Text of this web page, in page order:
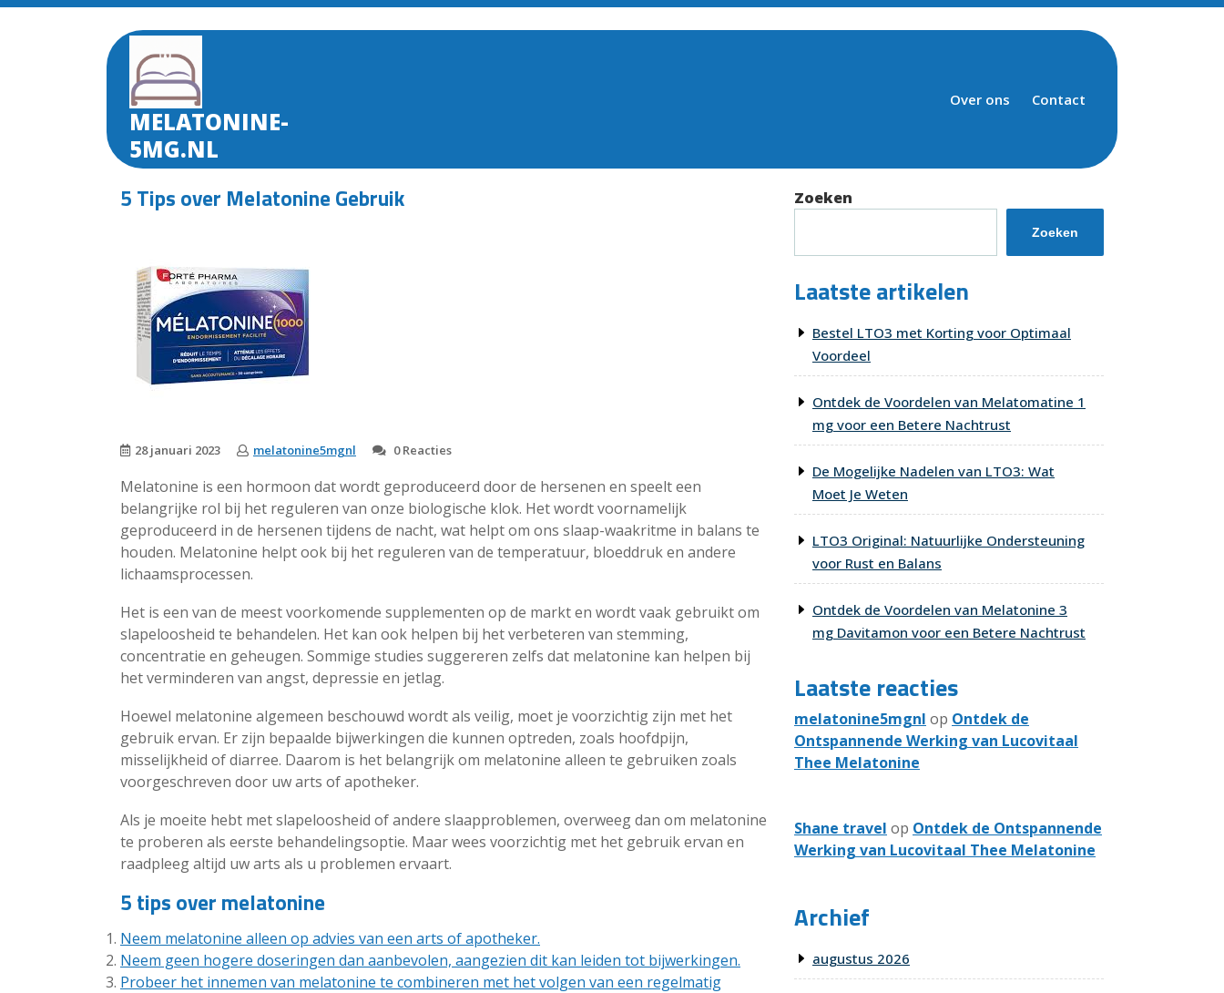
Skip
MELATONINE-
5MG.NL
Over ons Contact
5 Tips over Melatonine Gebruik
28 januari 2023 melatonine5mgnl 0 Reacties
Melatonine is een hormoon dat wordt geproduceerd door de hersenen en speelt een
belangrijke rol bij het reguleren van onze biologische klok. Het wordt voornamelijk
geproduceerd in de hersenen tijdens de nacht, wat helpt om ons slaap-waakritme in balans te
houden. Melatonine helpt ook bij het reguleren van de temperatuur, bloeddruk en andere
lichaamsprocessen.
Het is een van de meest voorkomende supplementen op de markt en wordt vaak gebruikt om
slapeloosheid te behandelen. Het kan ook helpen bij het verbeteren van stemming,
concentratie en geheugen. Sommige studies suggereren zelfs dat melatonine kan helpen bij
het verminderen van angst, depressie en jetlag.
Hoewel melatonine algemeen beschouwd wordt als veilig, moet je voorzichtig zijn met het
gebruik ervan. Er zijn bepaalde bijwerkingen die kunnen optreden, zoals hoofdpijn,
misselijkheid of diarree. Daarom is het belangrijk om melatonine alleen te gebruiken zoals
voorgeschreven door uw arts of apotheker.
Als je moeite hebt met slapeloosheid of andere slaapproblemen, overweeg dan om melatonine
te proberen als eerste behandelingsoptie. Maar wees voorzichtig met het gebruik ervan en
raadpleeg altijd uw arts als u problemen ervaart.
5 tips over melatonine
Neem melatonine alleen op advies van een arts of apotheker.
Neem geen hogere doseringen dan aanbevolen, aangezien dit kan leiden tot bijwerkingen.
Probeer het innemen van melatonine te combineren met het volgen van een regelmatig
Zoeken
Zoeken
Laatste artikelen
Bestel LTO3 met Korting voor Optimaal
Voordeel
Ontdek de Voordelen van Melatomatine 1
mg voor een Betere Nachtrust
De Mogelijke Nadelen van LTO3: Wat
Moet Je Weten
LTO3 Original: Natuurlijke Ondersteuning
voor Rust en Balans
Ontdek de Voordelen van Melatonine 3
mg Davitamon voor een Betere Nachtrust
Laatste reacties
melatonine5mgnl op Ontdek de
Ontspannende Werking van Lucovitaal
Thee Melatonine
Shane travel op Ontdek de Ontspannende
Werking van Lucovitaal Thee Melatonine
Archief
augustus 2026